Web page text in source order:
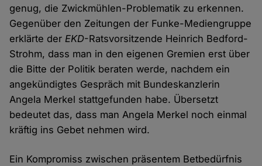
genug, die Zwickmühlen-Problematik zu erkennen.
Gegenüber den Zeitungen der Funke-Mediengruppe
erklärte derEKD-Ratsvorsitzende Heinrich Bedford-
Strohm, dass man in den eigenen Gremien erst über
die Bitte der Politik beraten werde, nachdem ein
angekündigtes Gespräch mit Bundeskanzlerin
Angela Merkel stattgefunden habe. Übersetzt
bedeutet das, dass man Angela Merkel noch einmal
kräftig ins Gebet nehmen wird.
Ein Kompromiss zwischen präsentem Betbedürfnis